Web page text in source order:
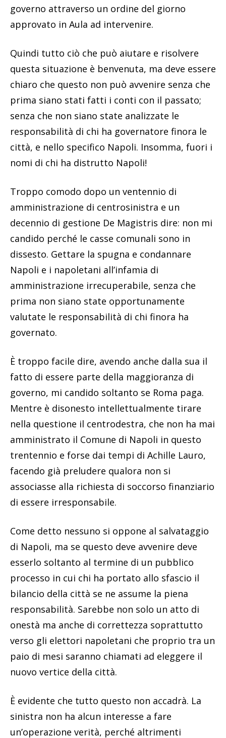
governo attraverso un ordine del giorno
approvato in Aula ad intervenire.
Quindi tutto ciò che può aiutare e risolvere
questa situazione è benvenuta, ma deve essere
chiaro che questo non può avvenire senza che
prima siano stati fatti i conti con il passato;
senza che non siano state analizzate le
responsabilità di chi ha governatore finora le
città, e nello specifico Napoli. Insomma, fuori i
nomi di chi ha distrutto Napoli!
Troppo comodo dopo un ventennio di
amministrazione di centrosinistra e un
decennio di gestione De Magistris dire: non mi
candido perché le casse comunali sono in
dissesto. Gettare la spugna e condannare
Napoli e i napoletani all’infamia di
amministrazione irrecuperabile, senza che
prima non siano state opportunamente
valutate le responsabilità di chi finora ha
governato.
È troppo facile dire, avendo anche dalla sua il
fatto di essere parte della maggioranza di
governo, mi candido soltanto se Roma paga.
Mentre è disonesto intellettualmente tirare
nella questione il centrodestra, che non ha mai
amministrato il Comune di Napoli in questo
trentennio e forse dai tempi di Achille Lauro,
facendo già preludere qualora non si
associasse alla richiesta di soccorso finanziario
di essere irresponsabile.
Come detto nessuno si oppone al salvataggio
di Napoli, ma se questo deve avvenire deve
esserlo soltanto al termine di un pubblico
processo in cui chi ha portato allo sfascio il
bilancio della città se ne assume la piena
responsabilità. Sarebbe non solo un atto di
onestà ma anche di correttezza soprattutto
verso gli elettori napoletani che proprio tra un
paio di mesi saranno chiamati ad eleggere il
nuovo vertice della città.
È evidente che tutto questo non accadrà. La
sinistra non ha alcun interesse a fare
un’operazione verità, perché altrimenti